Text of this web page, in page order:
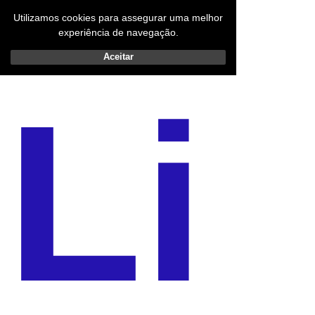
Utilizamos cookies para assegurar uma melhor
experiência de navegação.
Aceitar
Li